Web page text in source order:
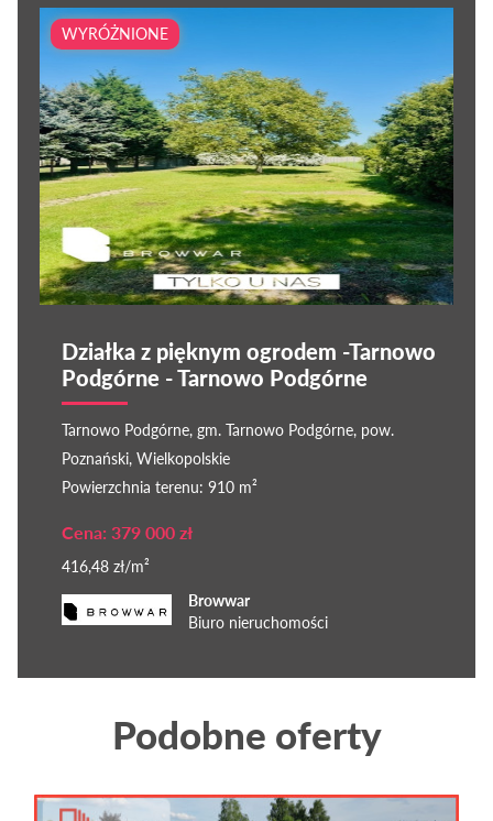
WYRÓŻNIONE
Działka z pięknym ogrodem -Tarnowo
Podgórne - Tarnowo Podgórne
Tarnowo Podgórne, gm. Tarnowo Podgórne, pow.
Poznański, Wielkopolskie
Powierzchnia terenu: 910 m²
Cena: 379 000 zł
416,48 zł/m²
Browwar
Biuro nieruchomości
Podobne oferty